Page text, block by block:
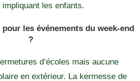
les enfants.
pour les événements du week-end
?
d’écoles mais aucune
en extérieur. La kermesse de